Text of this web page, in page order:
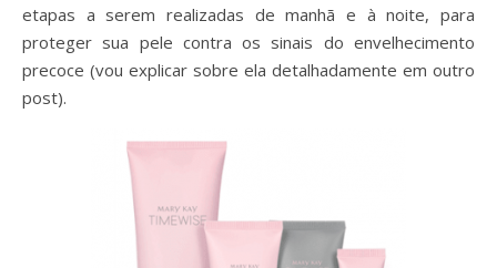
etapas a serem realizadas de manhã e à noite, para
proteger sua pele contra os sinais do envelhecimento
precoce (vou explicar sobre ela detalhadamente em outro
post).